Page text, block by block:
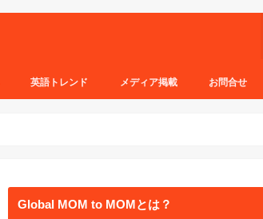
英語トレンド メディア掲載 お問合せ
Global MOM to MOMとは？